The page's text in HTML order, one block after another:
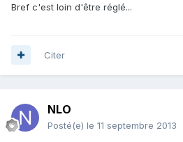
Bref c'est loin d'être réglé...
Citer
NLO
Posté(e) le 11 septembre 2013